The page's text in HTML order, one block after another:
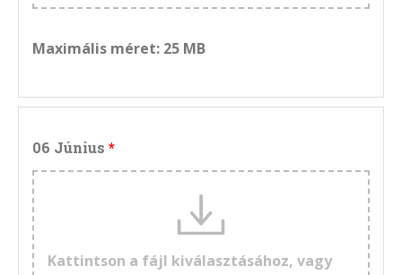
Maximális méret: 25 MB
06 Június
Kattintson a fájl kiválasztásához, vagy